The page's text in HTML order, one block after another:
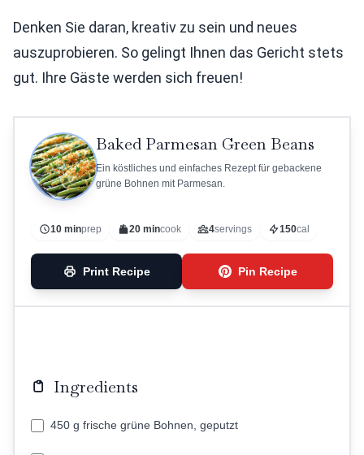
Denken Sie daran, kreativ zu sein und neues
auszuprobieren. So gelingt Ihnen das Gericht stets
gut. Ihre Gäste werden sich freuen!
Baked Parmesan Green Beans
Ein köstliches und einfaches Rezept für gebackene
grüne Bohnen mit Parmesan.
10 minprep 20 mincook 4servings 150cal
Print Recipe Pin Recipe
Ingredients
450 g frische grüne Bohnen, geputzt